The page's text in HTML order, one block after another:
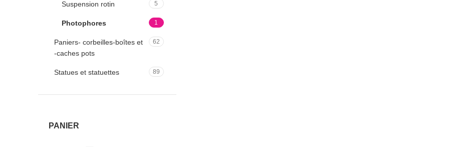
Suspension rotin 5
Photophores 1
Paniers- corbeilles-boîtes et
-caches pots
62
Statues et statuettes 89
PANIER